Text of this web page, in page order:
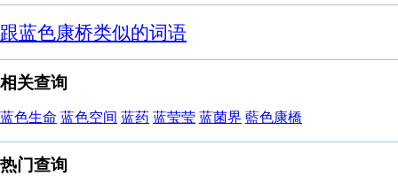
跟蓝色康桥类似的词语
相关查询
蓝色生命 蓝色空间 蓝药 蓝莹莹 蓝菌界 藍色康橋
热门查询